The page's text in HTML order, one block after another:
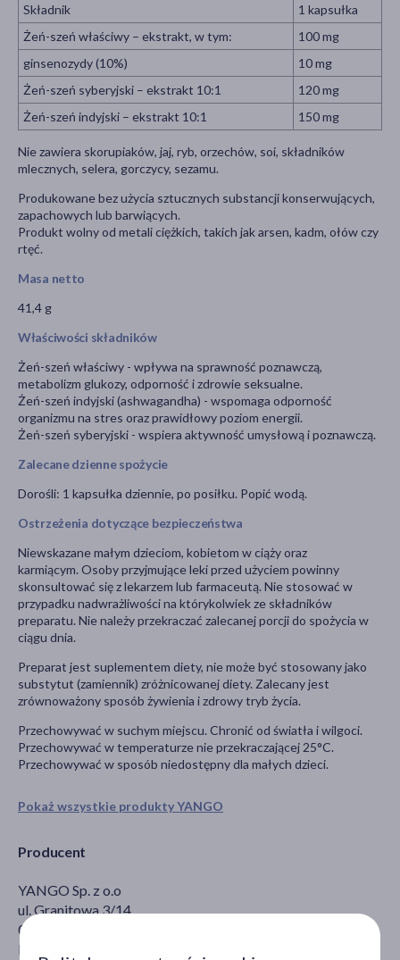
Pokaż wszystkie produkty YANGO
Producent
YANGO Sp. z o.o
ul. Granitowa 3/14
02-681 Warszawa
bok@yango.pl
Składnik
1 kapsułka
Żeń-szeń właściwy – ekstrakt, w tym:
100 mg
ginsenozydy (10%)
10 mg
Żeń-szeń syberyjski – ekstrakt 10:1
120 mg
Żeń-szeń indyjski – ekstrakt 10:1
150 mg
Nie zawiera skorupiaków, jaj, ryb, orzechów, soi, składników
mlecznych, selera, gorczycy, sezamu.
Produkowane bez użycia sztucznych substancji konserwujących,
zapachowych lub barwiących.
Produkt wolny od metali ciężkich, takich jak arsen, kadm, ołów czy
rtęć.
Masa netto
41,4 g
Właściwości składników
Żeń-szeń właściwy - wpływa na sprawność poznawczą,
metabolizm glukozy, odporność i zdrowie seksualne.
Żeń-szeń indyjski (ashwagandha) - wspomaga odporność
organizmu na stres oraz prawidłowy poziom energii.
Żeń-szeń syberyjski - wspiera aktywność umysłową i poznawczą.
Zalecane dzienne spożycie
Dorośli: 1 kapsułka dziennie, po posiłku. Popić wodą.
Ostrzeżenia dotyczące bezpieczeństwa
Niewskazane małym dzieciom, kobietom w ciąży oraz
karmiącym. Osoby przyjmujące leki przed użyciem powinny
skonsultować się z lekarzem lub farmaceutą. Nie stosować w
przypadku nadwrażliwości na którykolwiek ze składników
preparatu. Nie należy przekraczać zalecanej porcji do spożycia w
ciągu dnia.
Preparat jest suplementem diety, nie może być stosowany jako
substytut (zamiennik) zróżnicowanej diety. Zalecany jest
zrównoważony sposób żywienia i zdrowy tryb życia.
Przechowywać w suchym miejscu. Chronić od światła i wilgoci.
Przechowywać w temperaturze nie przekraczającej 25°C.
Przechowywać w sposób niedostępny dla małych dzieci.